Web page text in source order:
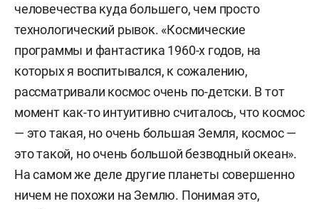
человечества куда большего, чем просто
технологический рывок. «Космические
программы и фантастика 1960-х годов, на
которых я воспитывался, к сожалению,
рассматривали космос очень по-детски. В тот
момент как-то интуитивно считалось, что космос
— это такая, но очень большая Земля, космос —
это такой, но очень большой безводный океан».
На самом же деле другие планеты совершенно
ничем не похожи на Землю. Понимая это,